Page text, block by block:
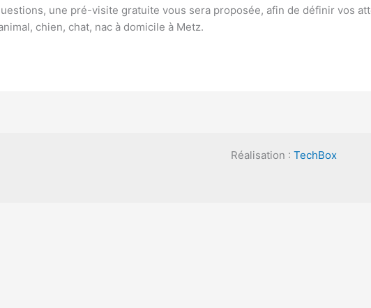
une pré-visite gratuite vous sera proposée, afin de définir vos
chien, chat, nac à domicile à Metz.
Réalisation : TechBox